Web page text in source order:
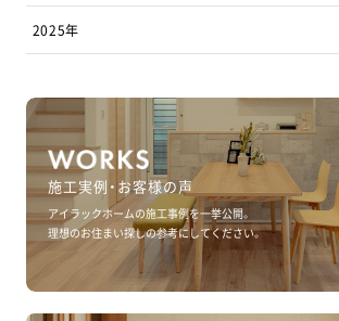
2025年
施工実例・お客様の声
アイラックホームの施工事例を一挙公開。
理想のお住まい探しの参考にしてください。